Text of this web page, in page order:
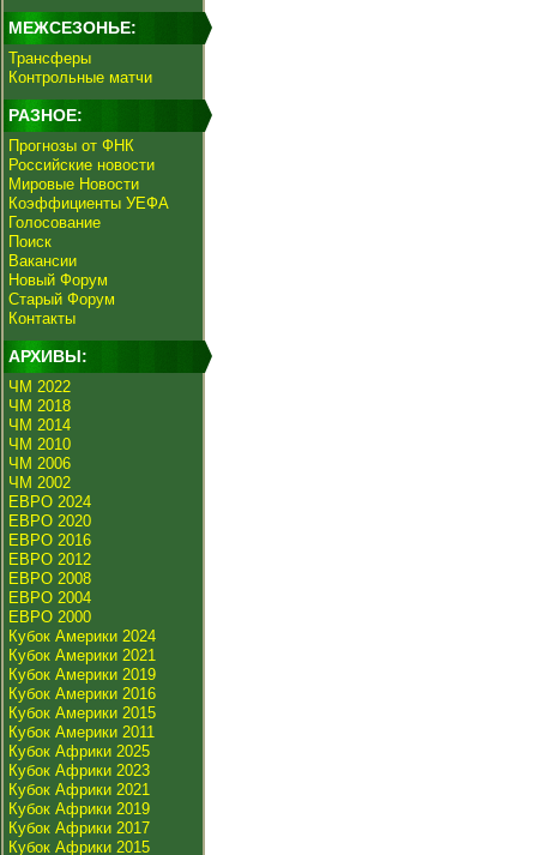
МЕЖСЕЗОНЬЕ:
Трансферы
Контрольные матчи
РАЗНОЕ:
Прогнозы от ФНК
Российские новости
Мировые Новости
Коэффициенты УЕФА
Голосование
Поиск
Вакансии
Новый Форум
Старый Форум
Контакты
АРХИВЫ:
ЧМ 2022
ЧМ 2018
ЧМ 2014
ЧМ 2010
ЧМ 2006
ЧМ 2002
ЕВРО 2024
ЕВРО 2020
ЕВРО 2016
ЕВРО 2012
ЕВРО 2008
ЕВРО 2004
ЕВРО 2000
Кубок Америки 2024
Кубок Америки 2021
Кубок Америки 2019
Кубок Америки 2016
Кубок Америки 2015
Кубок Америки 2011
Кубок Африки 2025
Кубок Африки 2023
Кубок Африки 2021
Кубок Африки 2019
Кубок Африки 2017
Кубок Африки 2015